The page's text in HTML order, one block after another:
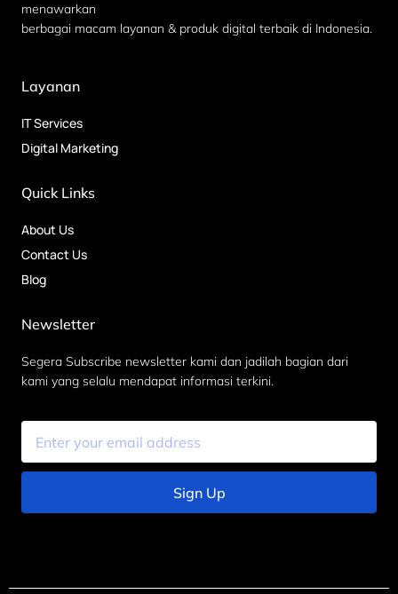
menawarkan
berbagai macam layanan & produk digital terbaik di Indonesia.
Layanan
IT Services
Digital Marketing
Quick Links
About Us
Contact Us
Blog
Newsletter
Segera Subscribe newsletter kami dan jadilah bagian dari
kami yang selalu mendapat informasi terkini.
Sign Up